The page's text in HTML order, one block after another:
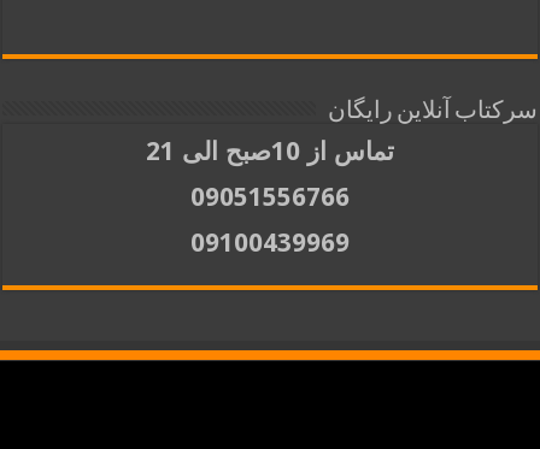
سرکتاب آنلاین رایگان
تماس از 10صبح الی 21
09051556766
09100439969